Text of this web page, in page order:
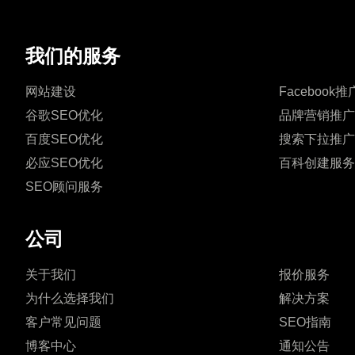
我们的服务
网站建设
谷歌SEO优化
百度SEO优化
必应SEO优化
SEO顾问服务
Facebook推
品牌营销推广
搜索下拉推广
百科创建服务
公司
关于我们
为什么选择我们
客户常见问题
博客中心
报价服务
解决方案
SEO指南
通知公告